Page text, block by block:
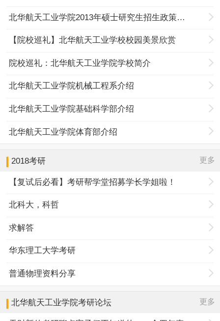
北华航天工业学院2013年硕士研究生招生政策及报考须知
【院校巡礼】北华航天工业学校校园美景欣赏
院校巡礼：北华航天工业学院学校简介
北华航天工业学院机械工程系介绍
北华航天工业学院基础科学部介绍
北华航天工业学院体育部介绍
2018考研 更多
【复试后必看】考研帮学堂招募学长学姐啦！
北科大，科哲
求解答
华东理工大学考研
普通物理资料分享
北华航天工业学院考研论坛 更多